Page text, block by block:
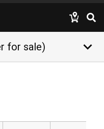
for sale) keyboard_arrow_down